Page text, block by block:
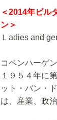
＜2014年ビ
ン＞
Ｌadies and
コペンハーゲ
１９５４年に
ット・バン・
は、産業、政